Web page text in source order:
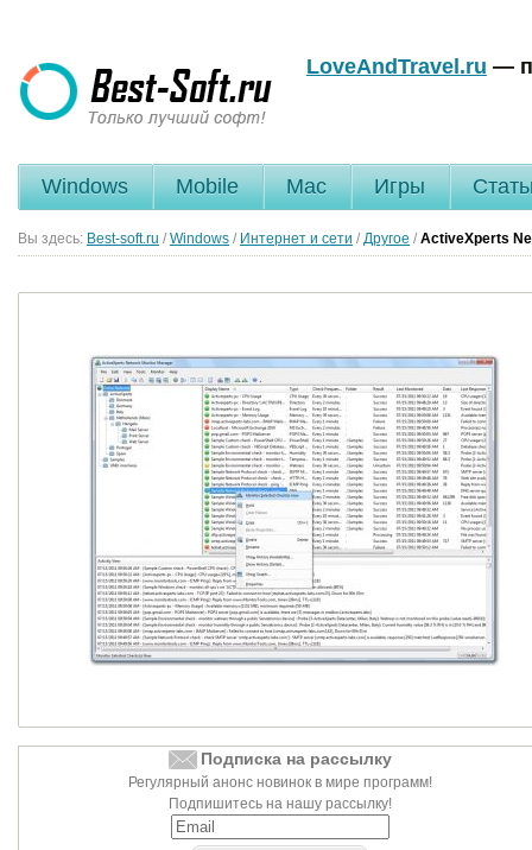
LoveAndTravel.ru —
Windows Mobile Mac Игры
Вы здесь: Best-soft.ru / Windows / Интернет и сети / Другое / ActiveXperts
Подписка на рассылку
Регулярный анонс новинок в мире программ!
Подпишитесь на нашу рассылку!